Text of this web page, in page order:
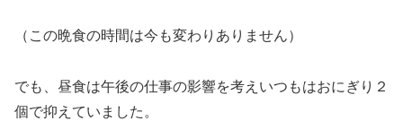
（この晩食の時間は今も変わりありません）
でも、昼食は午後の仕事の影響を考えいつもはおにぎり２
個で抑えていました。